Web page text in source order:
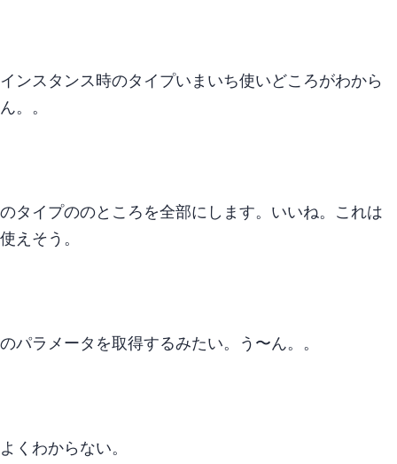
インスタンス時のタイプ? いまいち使いどころがわから
ん。。
のタイプのnullableのところを全部Requiredにします。 いいね。これは
使えそう。
thisのパラメータを取得するみたい。 う〜ん。。
よくわからない。